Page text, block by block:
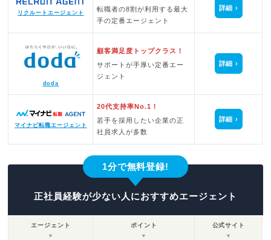
リクルートエージェント
転職者の8割が利用する最大
手の定番エージェント
詳細
doda
顧客満足度トップクラス！
サポートが手厚い定番エー
ジェント
詳細
マイナビ転職エージェント
20代支持率No.1！
若手を採用したい企業の正
社員求人が多数
詳細
1分で無料登録!
正社員経験が少ない人におすすめエージェント
エージェント
▼
ポイント
▼
公式サイト
▼